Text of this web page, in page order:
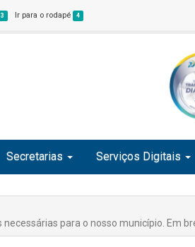
3 Ir para o rodapé 4
Secretarias Serviços Digitais
para o nosso município. Em